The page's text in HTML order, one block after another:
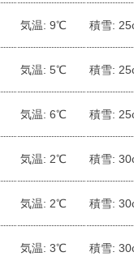
気温: 9℃ 積雪:
気温: 5℃ 積雪:
気温: 6℃ 積雪:
気温: 2℃ 積雪:
気温: 2℃ 積雪:
気温: 3℃ 積雪: